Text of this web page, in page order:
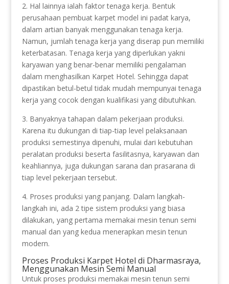
2. Hal lainnya ialah faktor tenaga kerja. Bentuk
perusahaan pembuat karpet model ini padat karya,
dalam artian banyak menggunakan tenaga kerja.
Namun, jumlah tenaga kerja yang diserap pun memiliki
keterbatasan. Tenaga kerja yang diperlukan yakni
karyawan yang benar-benar memiliki pengalaman
dalam menghasilkan Karpet Hotel. Sehingga dapat
dipastikan betul-betul tidak mudah mempunyai tenaga
kerja yang cocok dengan kualifikasi yang dibutuhkan.
3. Banyaknya tahapan dalam pekerjaan produksi.
Karena itu dukungan di tiap-tiap level pelaksanaan
produksi semestinya dipenuhi, mulai dari kebutuhan
peralatan produksi beserta fasilitasnya, karyawan dan
keahliannya, juga dukungan sarana dan prasarana di
tiap level pekerjaan tersebut.
4. Proses produksi yang panjang. Dalam langkah-
langkah ini, ada 2 tipe sistem produksi yang biasa
dilakukan, yang pertama memakai mesin tenun semi
manual dan yang kedua menerapkan mesin tenun
modern.
Proses Produksi Karpet Hotel di Dharmasraya,
Menggunakan Mesin Semi Manual
Untuk proses produksi memakai mesin tenun semi